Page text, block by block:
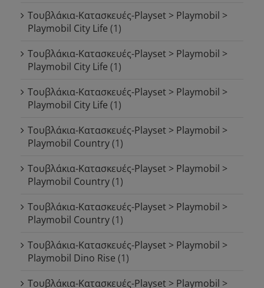
Τουβλάκια-Κατασκευές-Playset > Playmobil >
Playmobil City Life (1)
Τουβλάκια-Κατασκευές-Playset > Playmobil >
Playmobil City Life (1)
Τουβλάκια-Κατασκευές-Playset > Playmobil >
Playmobil City Life (1)
Τουβλάκια-Κατασκευές-Playset > Playmobil >
Playmobil Country(1)
Τουβλάκια-Κατασκευές-Playset > Playmobil >
Playmobil Country(1)
Τουβλάκια-Κατασκευές-Playset > Playmobil >
Playmobil Country(1)
Τουβλάκια-Κατασκευές-Playset > Playmobil >
Playmobil Dino Rise (1)
Τουβλάκια-Κατασκευές-Playset > Playmobil >